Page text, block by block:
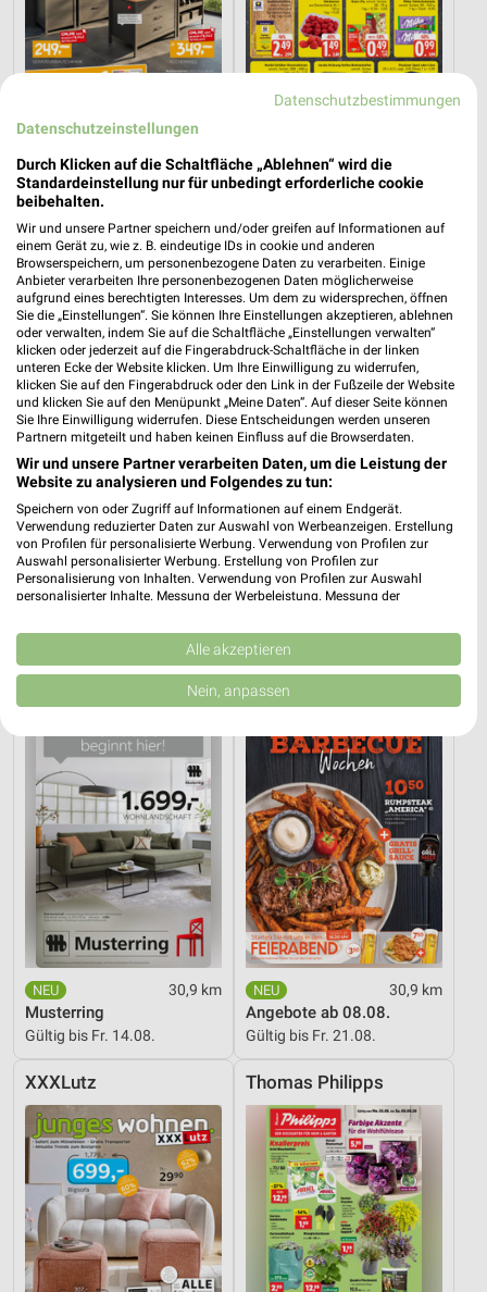
30,9 km
Küchen Preishits!
Gültig bis Fr. 21.08.
Angebote ab 03.08.
XXXLutz
30,9 km
Gartenmöbel-Abverkauf
XXXLutz
30,9 km
XXXLutz
30,9 km
Musterring
Gültig bis Fr. 14.08.
XXXLutz
30,9 km
Angebote ab 08.08.
Gültig bis Fr. 21.08.
XXXLutz Thomas Philipps
Datenschutzbestimmungen
Datenschutzeinstellungen
Durch Klicken auf die Schaltfläche „Ablehnen“ wird die
Standardeinstellung nur für unbedingt erforderliche cookie
beibehalten.
Wir und unsere Partner speichern und/oder greifen auf Informationen auf
einem Gerät zu, wie z. B. eindeutige IDs in cookie und anderen
Browserspeichern, um personenbezogene Daten zu verarbeiten. Einige
Anbieter verarbeiten Ihre personenbezogenen Daten möglicherweise
aufgrund eines berechtigten Interesses. Um dem zu widersprechen, öffnen
Sie die „Einstellungen“. Sie können Ihre Einstellungen akzeptieren, ablehnen
oder verwalten, indem Sie auf die Schaltfläche „Einstellungen verwalten“
klicken oder jederzeit auf die Fingerabdruck-Schaltfläche in der linken
unteren Ecke der Website klicken. Um Ihre Einwilligung zu widerrufen,
klicken Sie auf den Fingerabdruck oder den Link in der Fußzeile der Website
und klicken Sie auf den Menüpunkt „Meine Daten“. Auf dieser Seite können
Sie Ihre Einwilligung widerrufen. Diese Entscheidungen werden unseren
Partnern mitgeteilt und haben keinen Einfluss auf die Browserdaten.
Wir und unsere Partner verarbeiten Daten, um die Leistung der
Website zu analysieren und Folgendes zu tun:
Speichern von oder Zugriff auf Informationen auf einem Endgerät.
Verwendung reduzierter Daten zur Auswahl von Werbeanzeigen. Erstellung
von Profilen für personalisierte Werbung. Verwendung von Profilen zur
Auswahl personalisierter Werbung. Erstellung von Profilen zur
Personalisierung von Inhalten. Verwendung von Profilen zur Auswahl
personalisierter Inhalte. Messung der Werbeleistung. Messung der
Kombinationen von Daten aus verschiedenen Quellen. Entwicklung und
Verbesserung der Angebote. Verwendung reduzierter Daten zur Auswahl
von Inhalten.
Daten können außerhalb der Europäischen Union weitergegeben und in die
USA gesendet werden.
Website/App.
Partnerliste anzeigen (1 IAB-Anbieter)
Wir nutzen Ihre Daten für folgende Zwecke:
IAB-Verarbeitungszwecke:
Speichern von oder Zugriff auf Informationen
auf einem Endgerät
Verwendung reduzierter Daten zur Auswahl von
Werbeanzeigen
Erstellung von Profilen für personalisierte
Werbung
Verwendung von Profilen zur Auswahl
Erstellung von Profilen zur Personalisierung
von Inhalten
Verwendung von Profilen zur Auswahl
personalisierter Inhalte
Messung der Werbeleistung
Messung der Performance von Inhalten
Alle akzeptieren
Nein, anpassen